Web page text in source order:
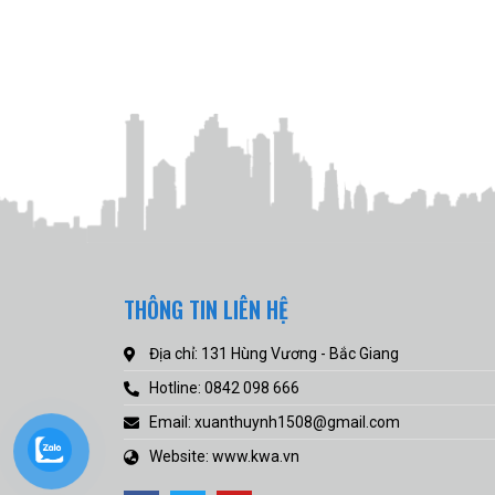
THÔNG TIN LIÊN HỆ
Địa chỉ: 131 Hùng Vương - Bắc Giang
Hotline: 0842 098 666
Email: xuanthuynh1508@gmail.com
Website: www.kwa.vn